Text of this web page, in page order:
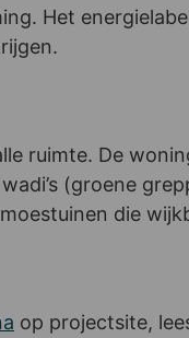
Het
ruimte. De
(groene
die
op projectsite,